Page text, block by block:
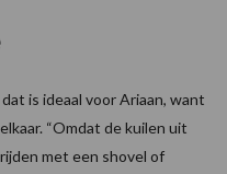
is ideaal voor Ariaan, want
“Omdat de kuilen uit
met een shovel of